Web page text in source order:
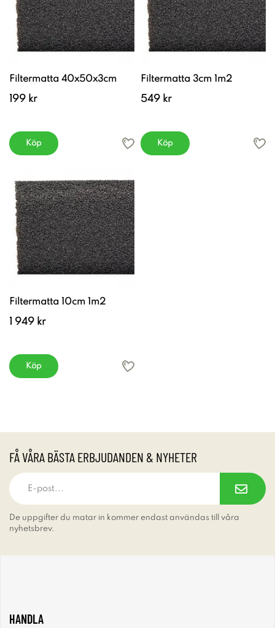
Filtermatta 40x50x3cm
199 kr
Köp
Filtermatta 3cm 1m2
549 kr
Köp
Filtermatta 10cm 1m2
1 949 kr
Köp
FÅ VÅRA BÄSTA ERBJUDANDEN & NYHETER
De uppgifter du matar in kommer endast användas till våra
nyhetsbrev.
HANDLA